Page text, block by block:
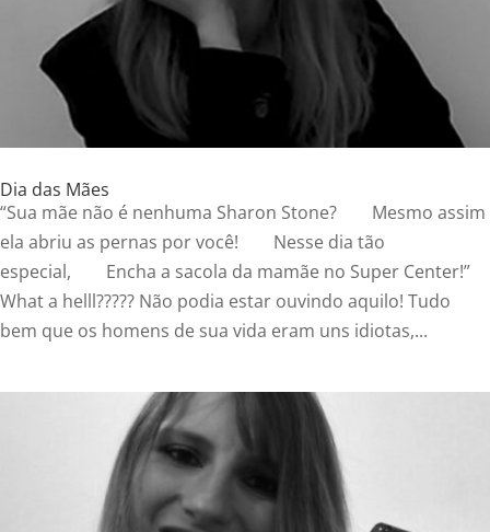
Dia das Mães
“Sua mãe não é nenhuma Sharon Stone? Mesmo assim
ela abriu as pernas por você! Nesse dia tão
especial, Encha a sacola da mamãe no Super Center!”
What a helll????? Não podia estar ouvindo aquilo! Tudo
bem que os homens de sua vida eram uns idiotas,...